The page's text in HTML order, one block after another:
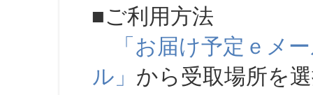
■ご利用方法
「お届け予定ｅメ
ル」 から受取場所を